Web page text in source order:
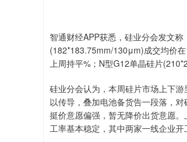
智通财经APP获悉，硅业分会发文
(182*183.75mm/130μm)成交均价
上周持平%；N型G12单晶硅片
硅业分会认为，本周硅片市场上下
以传导，叠加电池备货告一段落，
挺价意愿偏强，暂无降价出货意愿
工率基本稳定，其中两家一线企业